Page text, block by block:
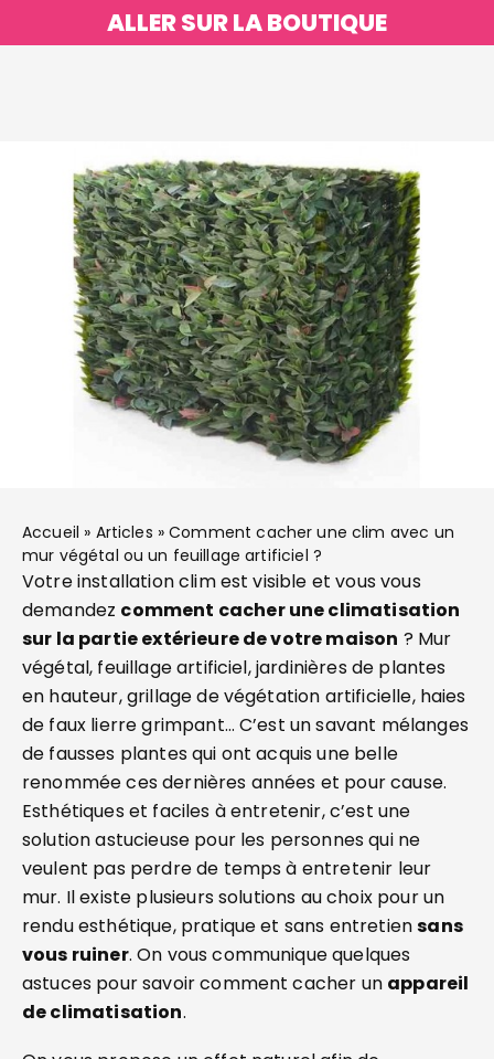
ALLER SUR LA BOUTIQUE
Accueil » Articles »Comment cacher une clim avec un
mur végétal ou un feuillage artificiel ?
Votre installation clim est visible et vous vous
demandez comment cacher une climatisation
sur la partie extérieure de votre maison ? Mur
végétal, feuillage artificiel, jardinières de plantes
en hauteur, grillage de végétation artificielle, haies
de faux lierre grimpant… C’est un savant mélanges
de fausses plantes qui ont acquis une belle
renommée ces dernières années et pour cause.
Esthétiques et faciles à entretenir, c’est une
solution astucieuse pour les personnes qui ne
veulent pas perdre de temps à entretenir leur
mur. Il existe plusieurs solutions au choix pour un
rendu esthétique, pratique et sans entretiensans
vous ruiner. On vous communique quelques
astuces pour savoir comment cacher un appareil
de climatisation.